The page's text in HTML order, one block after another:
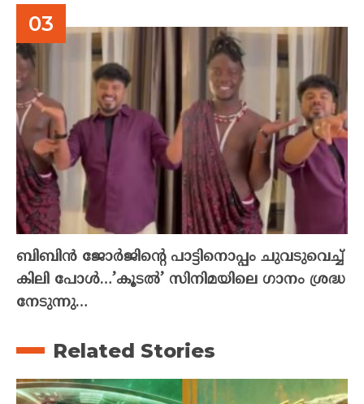
ബിബിൻ ജോർജിന്റെ പാട്ടിനൊപ്പം ചുവടുവെച്ച്
കിലി പോൾ…’കൂടൽ’ സിനിമയിലെ ഗാനം ശ്രദ്ധ
നേടുന്നു…
Related Stories